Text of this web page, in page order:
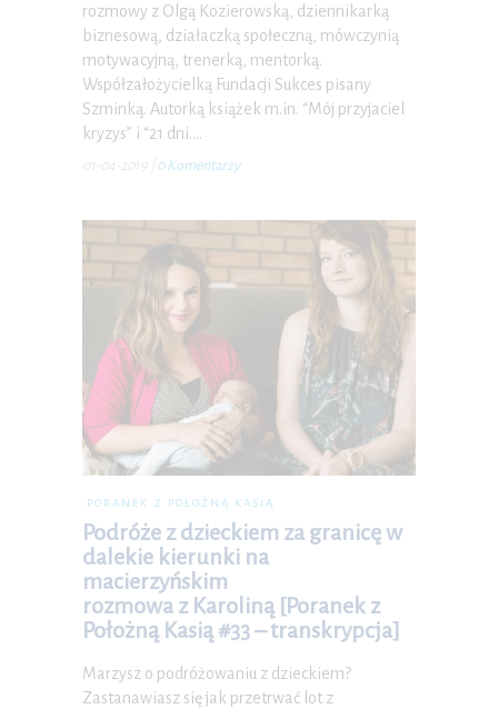
rozmowy z Olgą Kozierowską, dziennikarką
biznesową, działaczką społeczną, mówczynią
motywacyjną, trenerką, mentorką.
Współzałożycielką Fundacji Sukces pisany
Szminką. Autorką książek m.in. “Mój przyjaciel
kryzys” i “21 dni.…
01-04-2019 0 Komentarzy
PORANEK Z POŁOŻNĄ KASIĄ
Podróże z dzieckiem za granicę w
dalekie kierunki na
macierzyńskim
rozmowa z Karoliną [Poranek z
Położną Kasią #33 – transkrypcja]
Marzysz o podróżowaniu z dzieckiem?
Zastanawiasz się jak przetrwać lot z